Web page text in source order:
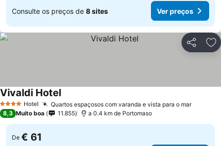
Consulte os preços de 8 sites Ver preços
Partilhar
4 EstrelasHotel Quartos espaçosos com varanda e vista para o marVer
Vivaldi HotelVer preços
8,3 Muito boa 11.855 a 0.4 km de Portomaso
De € 61